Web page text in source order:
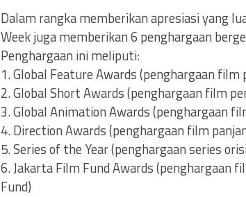
Dalam rangka memberikan apresiasi yang
Week juga memberikan 6 penghargaan
Penghargaan ini meliputi:
1. Global Feature Awards (penghargaan
2. Global Short Awards (penghargaan film
3. Global Animation Awards (penghargaan
4. Direction Awards (penghargaan film
5. Series of the Year (penghargaan series
6. Jakarta Film Fund Awards (penghargaan
Fund)